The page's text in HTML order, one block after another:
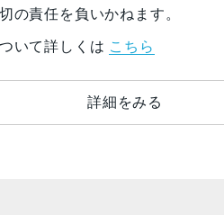
の責任を負いかねます。
いて詳しくは こちら
詳細をみる